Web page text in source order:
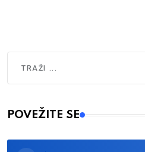
Type 2 or more characters for
POVEŽITE SE